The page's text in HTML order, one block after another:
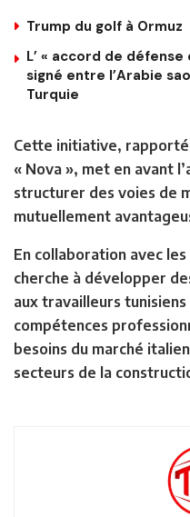
Trump du golf à Ormuz
L’ « accord de
signé entre l’Arabie
Turquie
Cette initiative,
« Nova », met en avant
structurer des voies de
mutuellement
En collaboration avec
cherche à développer
aux travailleurs
compétences
besoins du marché
secteurs de la